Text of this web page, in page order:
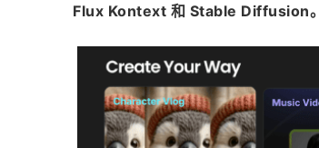
Flux Kontext 和 Stable Diffusion。